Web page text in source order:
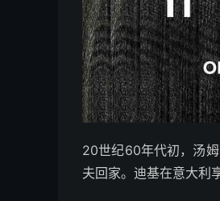
20世纪60年代初，汤
夫回家。迪基在意大利